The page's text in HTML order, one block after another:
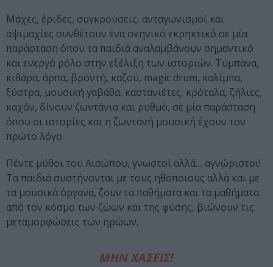
Μάχες, έριδες, συγκρούσεις, ανταγωνισμοί και
αψιμαχίες συνθέτουν ένα σκηνικό εκρηκτικό σε μία
παράσταση όπου τα παιδιά αναλαμβάνουν σημαντικό
και ενεργό ρόλο στην εξέλιξη των ιστοριών. Τύμπανα,
κιθάρα, άρπα, βροντή, καζού, magic drum, καλίμπα,
ξύστρα, μουσική γαβάθα, καστανιέτες, κρόταλα, ζήλιες,
καχόν, δίνουν ζωντάνια και ρυθμό, σε μία παράσταση
όπου οι ιστορίες και η ζωντανή μουσική έχουν τον
πρώτο λόγο.
Πέντε μύθοι του Αισώπου, γνωστοί αλλά… αγνώριστοι!
Τα παιδιά συστήνονται με τους ηθοποιούς αλλά και με
τα μουσικά όργανα, ζουν τα παθήματα και τα μαθήματα
από τον κόσμο των ζώων και της φύσης, βιώνουν τις
μεταμορφώσεις των ηρώων.
ΜΗΝ ΧΑΣΕΙΣ!